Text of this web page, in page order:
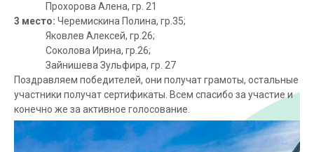
Прохорова Алена, гр. 21
3 место: Черемискина Полина, гр.35;
Яковлев Алексей, гр.26;
Соколова Ирина, гр.26;
Зайнишева Зульфира, гр. 27
Поздравляем победителей, они получат грамоты, остальные
участники получат сертификаты. Всем спасибо за участие и
конечно же за активное голосование.